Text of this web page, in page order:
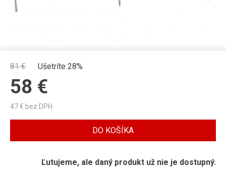
81€ Ušetríte 28%
58 €
47€ bez DPH
DO KOŠÍKA
Ľutujeme, ale daný produkt už nie je dostupný.